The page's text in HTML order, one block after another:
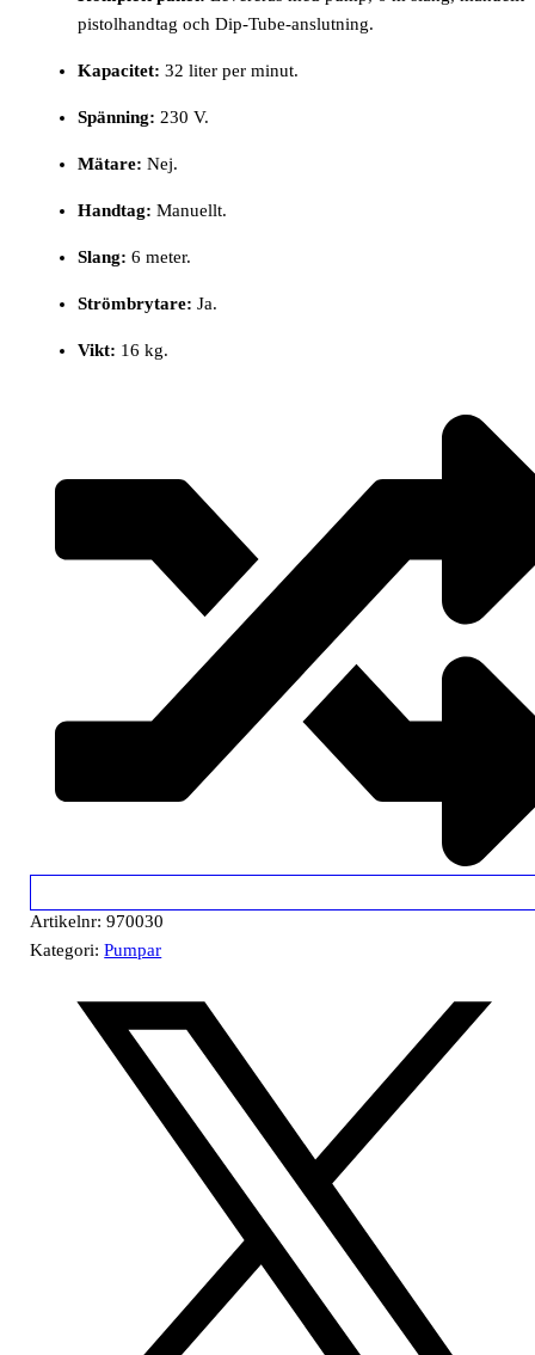
pistolhandtag och Dip-Tube-anslutning.
Kapacitet: 32 liter per minut.
Spänning: 230 V.
Mätare: Nej.
Handtag: Manuellt.
Slang: 6 meter.
Strömbrytare: Ja.
Vikt: 16 kg.
Artikelnr:970030
Kategori:Pumpar